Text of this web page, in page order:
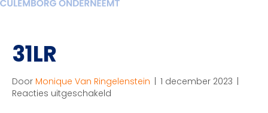
31LR
Door Monique Van Ringelenstein | 1 december 2023 |
Reacties uitgeschakeld